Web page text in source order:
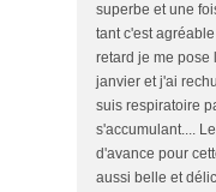
superbe et une
tant c'est
retard je me pose
janvier et j'ai
suis respiratoire
s'accumulant....
d'avance pour
aussi belle et